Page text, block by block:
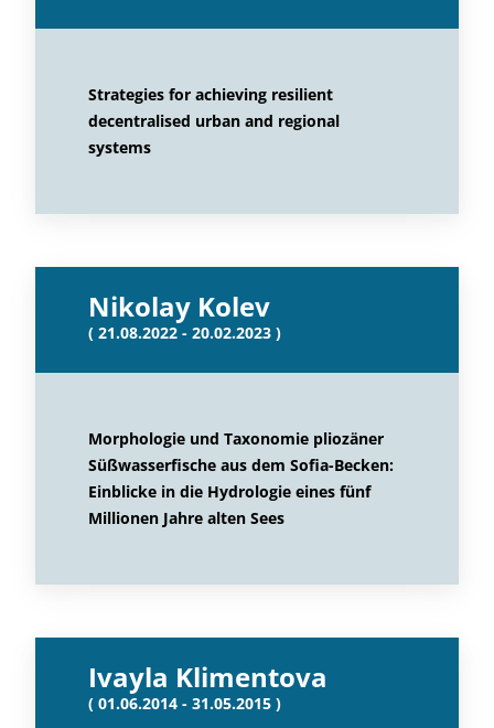
Strategies for achieving resilient
decentralised urban and regional
systems
Nikolay Kolev
( 21.08.2022 - 20.02.2023 )
Morphologie und Taxonomie pliozäner
Süßwasserfische aus dem Sofia-Becken:
Einblicke in die Hydrologie eines fünf
Millionen Jahre alten Sees
Ivayla Klimentova
( 01.06.2014 - 31.05.2015 )